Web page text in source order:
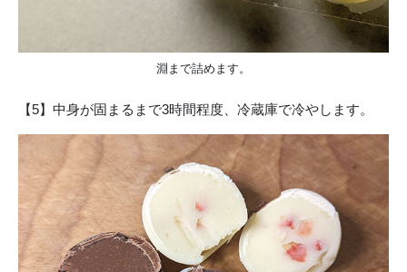
淵まで詰めます。
【5】中身が固まるまで3時間程度、冷蔵庫で冷やします。